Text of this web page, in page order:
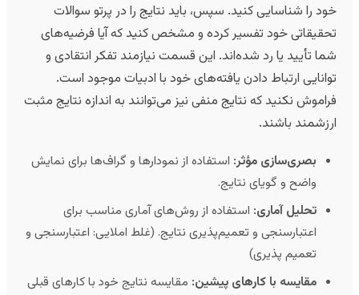
را شناسایی کنید. سپس، باید نتایج را در پرتو سوالات
خود تفسیر کرده و مشخص کنید که آیا فرضیه‌های
تأیید یا رد شده‌اند. این قسمت نیازمند تفکر انتقادی و
ارتباط دادن یافته‌های خود با ادبیات موجود است.
نکنید که نتایج منفی نیز می‌توانند به اندازه نتایج مثبت
باشند.
بصری‌سازی مؤثر: استفاده از نمودارها و گراف‌ها برای نمایش
واضح و گویای نتایج.
تحلیل آماری:استفاده از روش‌های آماری مناسب برای
اعتبارسنجی و تعمیم‌پذیری نتایج. (غلط املایی: اعتبارسنجی و
تعمیم پذیری)
مقایسه با کارهای پیشین:مقایسه نتایج خود با کارهای قبلی